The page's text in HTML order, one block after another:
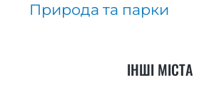
Природа та парки
ІНШІ МІСТА